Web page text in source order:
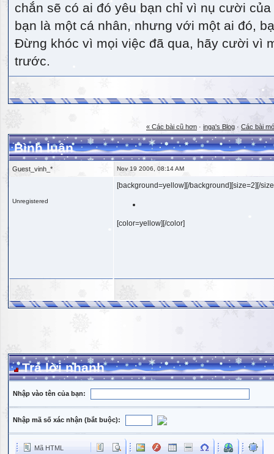
chắn sẽ có ai đó yêu bạn chỉ vì nụ cười
bạn là một cá nhân, nhưng với một ai đó,
Đừng khóc vì mọi việc đã qua, hãy cười vì
trước.
« Các bài cũ hơn · inga's Blog · Các bài
Bình luận
Guest_vinh_* Nov 19 2006, 08:14 AM
Unregistered
[background=yellow][/background][size=2][/
[color=yellow][/color]
Trả lời nhanh
Nhập vào tên của bạn:
Nhập mã số xác nhận (bắt buộc):
Mã HTML